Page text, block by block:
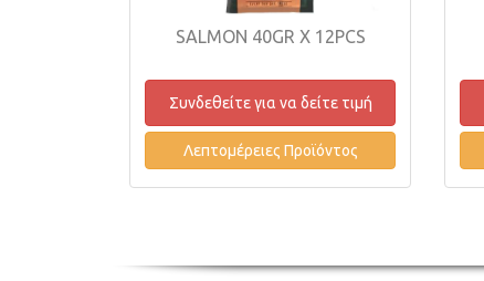
SALMON 40GR X 12PCS
Συνδεθείτε για να δείτε τιμή
Λεπτομέρειες Προϊόντος